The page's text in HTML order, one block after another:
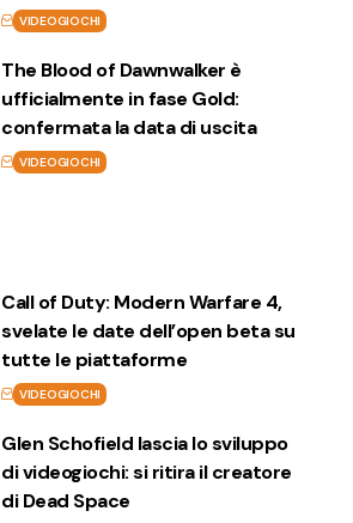
VIDEOGIOCHI
The Blood of Dawnwalker è
ufficialmente in fase Gold:
confermata la data di uscita
VIDEOGIOCHI
Call of Duty: Modern Warfare 4,
svelate le date dell’open beta su
tutte le piattaforme
VIDEOGIOCHI
Glen Schofield lascia lo sviluppo
di videogiochi: si ritira il creatore
di Dead Space